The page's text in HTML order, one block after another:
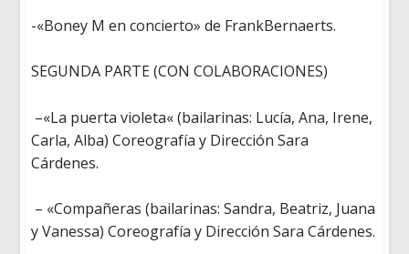
-«Boney Men concierto»de FrankBernaerts.
SEGUNDA PARTE (CON COLABORACIONES)
–«La puerta violeta«(bailarinas: Lucía, Ana, Irene,
Carla, Alba)Coreografía y Dirección Sara
Cárdenes.
– «Compañeras (bailarinas: Sandra, Beatriz, Juana
y Vanessa)Coreografía y Dirección SaraCárdenes.